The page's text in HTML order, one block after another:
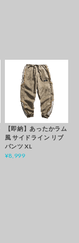
【即納】あったかラム
風 サイドライン リブ
パンツ XL
¥8,999